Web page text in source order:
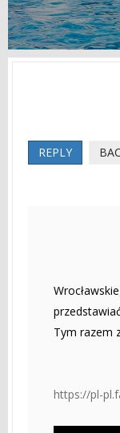
REPLY
Tym razem
https://pl-